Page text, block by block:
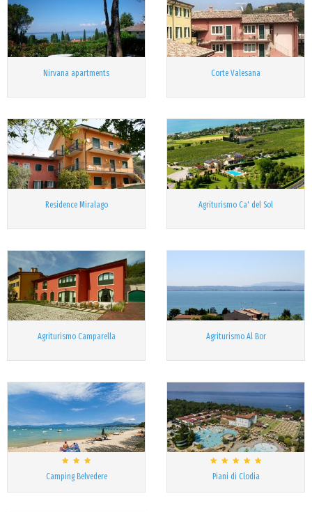
Nirvana apartments Corte Valesana
Residence Miralago Agriturismo Ca' del Sol
Agriturismo Camparella Agriturismo Al Bor
Camping Belvedere Piani di Clodia